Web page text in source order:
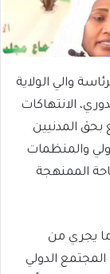
والي الولاية
الانتهاكات
بحق المدنيين
والمنظمات
الممنهجة
ما يجري من
الدولي